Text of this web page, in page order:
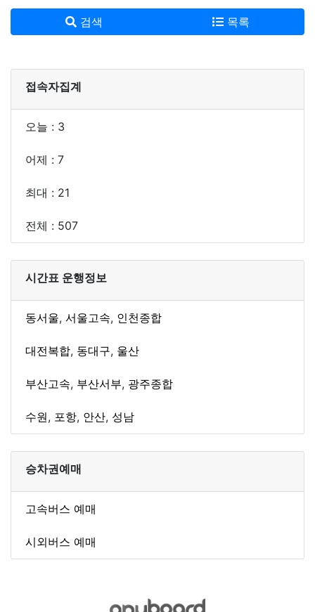
검색 목록
접속자집계
오늘 : 3
어제 : 7
최대 : 21
전체 : 507
시간표 운행정보
동서울, 서울고속, 인천종합
대전복합, 동대구, 울산
부산고속, 부산서부, 광주종합
수원, 포항, 안산, 성남
승차권예매
고속버스 예매
시외버스 예매